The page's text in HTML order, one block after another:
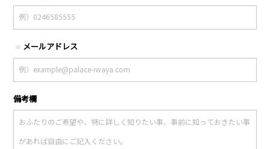
※ メールアドレス
備考欄